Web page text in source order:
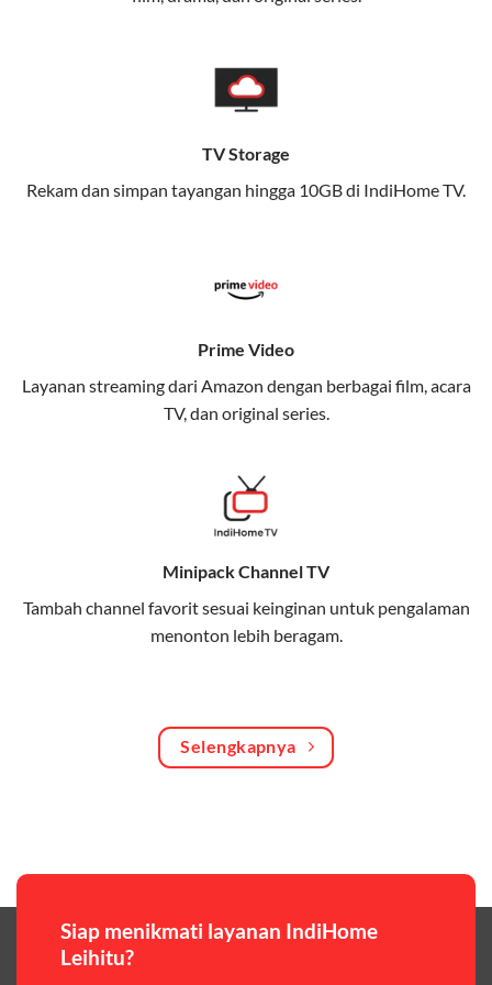
memungkinkan Anda menikmati internet cepat baik
Dengan Telkomsel One, Anda tidak terikat pada satu
teknologi jaringan tertentu, sehingga bisa menikmati
fleksibilitas dan kenyamanan maksimal.
Keunggulan Telkomsel One
streaming, gaming, dan bekerja dari rumah.
Memudahkan Anda dalam mengelola jaringan dan
meningkatkan keamanan.
Bagikan kuota internet hingga 30 GB dengan anggota
keluarga atau teman secara praktis.
One Bill System
Tagihan internet rumah dan kuota keluarga digabung
dalam satu pembayaran.
Hemat biaya dengan paket internet berkualitas tinggi
premium,berikut ulasan singkatnya:
Paket Easy
TV Storage
Rekam dan simpan tayangan hingga 10GB di IndiHome TV.
Prime Video
Layanan streaming dari Amazon dengan berbagai film, acara
TV, dan original series.
Minipack Channel TV
Tambah channel favorit sesuai keinginan untuk pengalaman
menonton lebih beragam.
Selengkapnya
Siap menikmati layanan IndiHome
Leihitu?